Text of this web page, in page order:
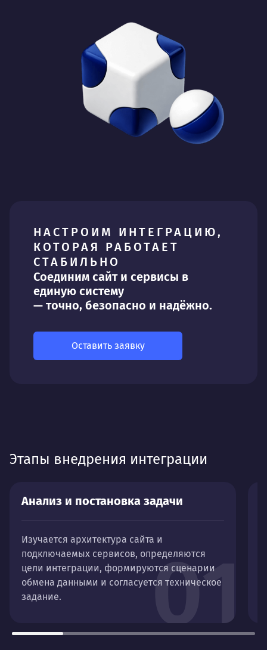
НАСТРОИМ ИНТЕГРАЦИЮ,
КОТОРАЯ РАБОТАЕТ
СТАБИЛЬНО
Соединим сайт и сервисы в
единую систему
— точно, безопасно и надёжно.
Оставить заявку
Этапы внедрения интеграции
01
Анализ и постановка задачи
Изучается архитектура сайта и
подключаемых сервисов, определяются
цели интеграции, формируются сценарии
обмена данными и согласуется техническое
задание.